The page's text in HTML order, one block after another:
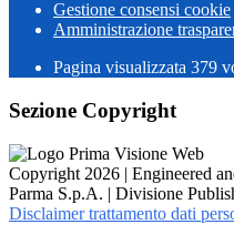
Gestione consensi cookie
Amministrazione
Pagina visualizzata 379
Sezione Copyright
Copyright 2026 | Engineered
Parma S.p.A. | Divisione
Disclaimer trattamento dati